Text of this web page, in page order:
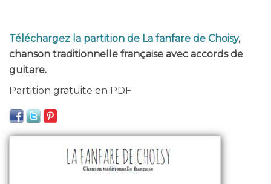
Téléchargez la partition de La fanfare de Choisy,
chanson traditionnelle française avec accords de
guitare.
Partition gratuite en PDF